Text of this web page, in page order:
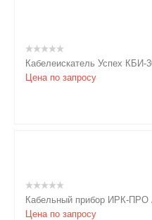
Кабелеискатель Успех КБИ-
Цена по запросу
Кабельный прибор ИРК-
Цена по запросу